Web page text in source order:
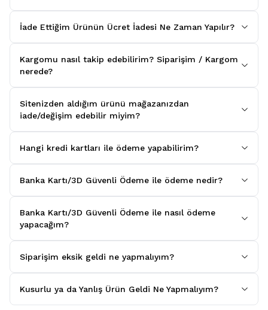
İade Ettiğim Ürünün Ücret İadesi Ne Zaman Yapılır?
Kargomu nasıl takip edebilirim? Siparişim / Kargom
nerede?
Sitenizden aldığım ürünü mağazanızdan
iade/değişim edebilir miyim?
Hangi kredi kartları ile ödeme yapabilirim?
Banka Kartı/3D Güvenli Ödeme ile ödeme nedir?
Banka Kartı/3D Güvenli Ödeme ile nasıl ödeme
yapacağım?
Siparişim eksik geldi ne yapmalıyım?
Kusurlu ya da Yanlış Ürün Geldi Ne Yapmalıyım?